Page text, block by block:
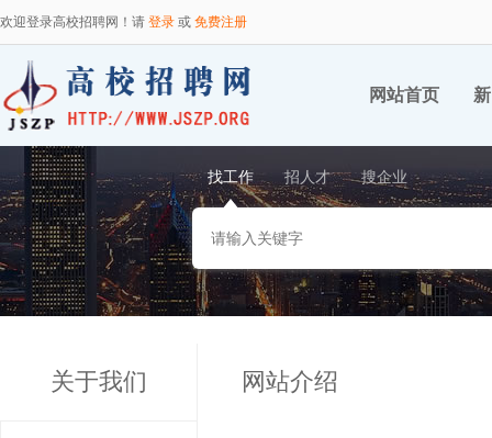
欢迎登录高校招聘网！请 登录 或 免费注册
网站首页
找工作 招人才 搜企业
关于我们 网站介绍